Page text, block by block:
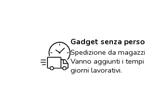
punta
metallo
quantità
Gadget senza
Spedizione da
Vanno aggiunti i
giorni lavorativi.